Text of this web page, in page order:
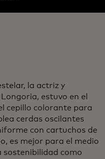
la actriz y
estuvo en el
cepillo colorante para
cerdas oscilantes
con cartuchos de
es mejor para el medio
sostenibilidad como